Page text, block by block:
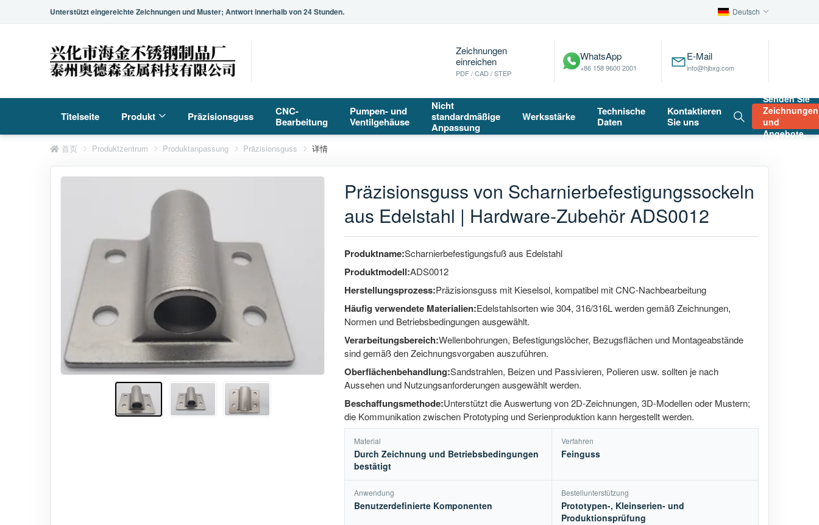
Unterstützt eingereichte Zeichnungen und Muster; Antwort innerhalb von 24 Stunden. Deutsch
Zeichnungen
einreichen
PDF / CAD / STEP
WhatsApp
+86 158 9600 2001
E-Mail
info@hjbxg.com
Titelseite Produkt Präzisionsguss
CNC-
Bearbeitung
Pumpen- und
Ventilgehäuse
Nicht
standardmäßige
Anpassung
Werksstärke
Technische
Daten
Kontaktieren
Sie uns
Senden Sie
Zeichnungen
und
Angebote.
首页 Produktzentrum Produktanpassung Präzisionsguss 详情
Präzisionsguss von Scharnierbefestigungssockeln
aus Edelstahl | Hardware-Zubehör ADS0012
Produktname:Scharnierbefestigungsfuß aus Edelstahl
Produktmodell:ADS0012
Herstellungsprozess:Präzisionsguss mit Kieselsol, kompatibel mit CNC-Nachbearbeitung
Häufig verwendete Materialien:Edelstahlsorten wie 304, 316/316L werden gemäß Zeichnungen,
Normen und Betriebsbedingungen ausgewählt.
Verarbeitungsbereich:Wellenbohrungen, Befestigungslöcher, Bezugsflächen und Montageabstände
sind gemäß den Zeichnungsvorgaben auszuführen.
Oberflächenbehandlung:Sandstrahlen, Beizen und Passivieren, Polieren usw. sollten je nach
Aussehen und Nutzungsanforderungen ausgewählt werden.
Beschaffungsmethode:Unterstützt die Auswertung von 2D-Zeichnungen, 3D-Modellen oder Mustern;
die Kommunikation zwischen Prototyping und Serienproduktion kann hergestellt werden.
Material
Durch Zeichnung und Betriebsbedingungen
bestätigt
Verfahren
Feinguss
Anwendung
Benutzerdefinierte Komponenten
Bestellunterstützung
Prototypen-, Kleinserien- und
Produktionsprüfung